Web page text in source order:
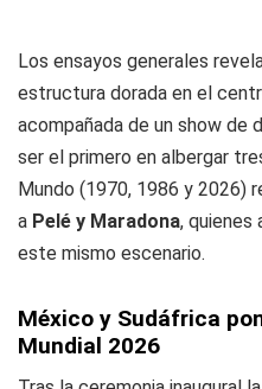
Los ensayos generales
estructura dorada en el
acompañada de un show de
ser el primero en albergar
Mundo (1970, 1986 y 2026)
a Pelé y Maradona, quienes
este mismo escenario.
México y Sudáfrica
Mundial 2026